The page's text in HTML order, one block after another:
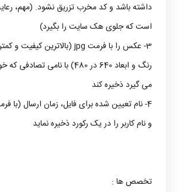
داشته باشد و کد مخرب تزریق نشود. (مهم،
است که جلوی هک سایت را بگیرد)
رنگ و ابعاد 640 در 480) با نامی
می گیرد ذخیره کند
و نام کاربر را در یک رکورد ذخیره نماید
تخصص ها :